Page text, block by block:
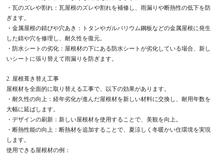
・瓦のズレや割れ：瓦屋根のズレや割れを補修し、雨漏りや断熱性の低下を防
ぎます。
・金属屋根の錆びや穴あき：トタンやガルバリウム鋼板などの金属屋根に発生
した錆や穴を修理し、耐久性を復元。
・防水シートの劣化：屋根材の下にある防水シートが劣化している場合、新し
いシートに張り替えて雨漏りを防ぎます。
2. 屋根葺き替え工事
屋根材を全面的に取り替える工事で、以下の効果があります。
・耐久性の向上：経年劣化が進んだ屋根材を新しい材料に交換し、耐用年数を
大幅に延ばします。
・デザインの刷新：新しい屋根材を使用することで、美観を向上。
・断熱性能の向上：断熱材を追加することで、夏涼しく冬暖かい住環境を実現
します。
使用できる屋根材の例：